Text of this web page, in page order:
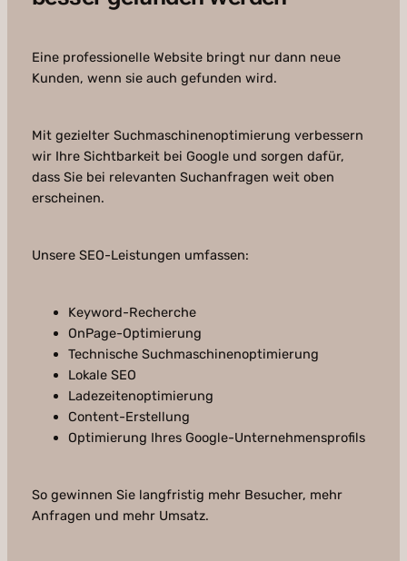
Eine professionelle Website bringt nur dann neue
Kunden, wenn sie auch gefunden wird.
Mit gezielter Suchmaschinenoptimierung verbessern
wir Ihre Sichtbarkeit bei Google und sorgen dafür,
dass Sie bei relevanten Suchanfragen weit oben
erscheinen.
Unsere SEO-Leistungen umfassen:
Keyword-Recherche
OnPage-Optimierung
Technische Suchmaschinenoptimierung
Lokale SEO
Ladezeitenoptimierung
Content-Erstellung
Optimierung Ihres Google-Unternehmensprofils
So gewinnen Sie langfristig mehr Besucher, mehr
Anfragen und mehr Umsatz.